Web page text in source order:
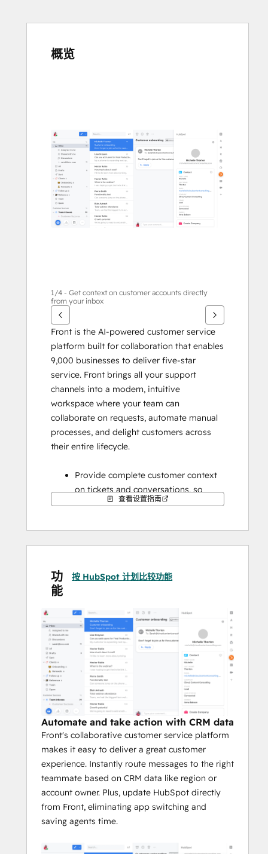
概览
键
查
看
其
他
项
1/4 - Get context on customer accounts directly
from your inbox
Front is the AI-powered customer service
platform built for collaboration that enables
9,000 businesses to deliver five-star
service. Front brings all your support
channels into a modern, intuitive
workspace where your team can
collaborate on requests, automate manual
processes, and delight customers across
their entire lifecycle.
Provide complete customer context
on tickets and conversations, so
Support and Success teams can
without having to switch tools
Easily keep your HubSpot CRM
have a complete picture of your
to make sure Front communication is
saved in your CRM
查看设置指南
功
能
按 HubSpot 计划比较功能
Automate and take action with CRM data
Front's collaborative customer service platform
makes it easy to deliver a great customer
experience. Instantly route messages to the right
teammate based on CRM data like region or
account owner. Plus, update HubSpot directly
from Front, eliminating app switching and
saving agents time.